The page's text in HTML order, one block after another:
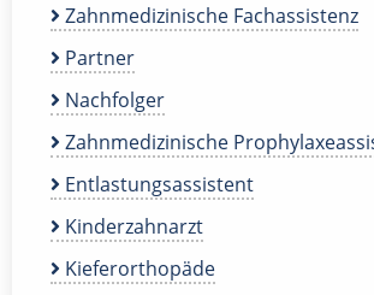
Zahnmedizinische Fachassistenz
Partner
Nachfolger
Zahnmedizinische
Entlastungsassistent
Kinderzahnarzt
Kieferorthopäde